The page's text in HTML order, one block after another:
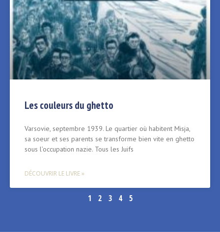
Les couleurs du ghetto
Varsovie, septembre 1939. Le quartier où habitent Misja,
sa soeur et ses parents se transforme bien vite en ghetto
sous l’occupation nazie. Tous les Juifs
DÉCOUVRIR LE LIVRE »
1 2 3 4 5